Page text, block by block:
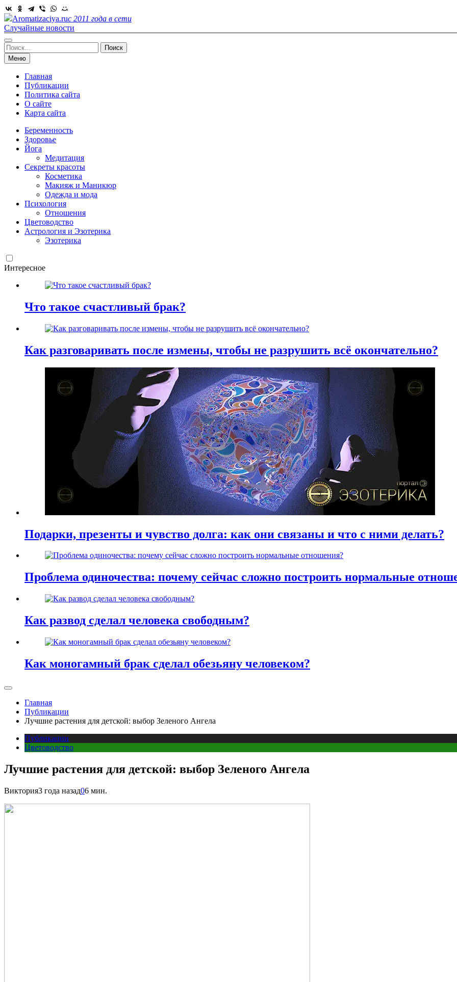
Skip
to
content
Aromatizaciya.ruс 2011 года в сети
Случайные новости
Найти:
Меню
Главная
Публикации
Политика сайта
О сайте
Карта сайта
Беременность
Здоровье
Йога
Медитация
Секреты красоты
Косметика
Макияж и Маникюр
Одежда и мода
Психология
Отношения
Цветоводство
Астрология и Эзотерика
Эзотерика
Интересное
Что такое счастливый брак?
Как разговаривать после измены, чтобы не разрушить всё окончательно?
Подарки, презенты и чувство долга: как они связаны и что с ними делать?
Проблема одиночества: почему сейчас сложно построить нормальные
Как развод сделал человека свободным?
Как моногамный брак сделал обезьяну человеком?
Главная
Публикации
Лучшие растения для детской: выбор Зеленого Ангела
Публикации
Цветоводство
Лучшие растения для детской: выбор Зеленого Ангела
Виктория3 года назад06 мин.